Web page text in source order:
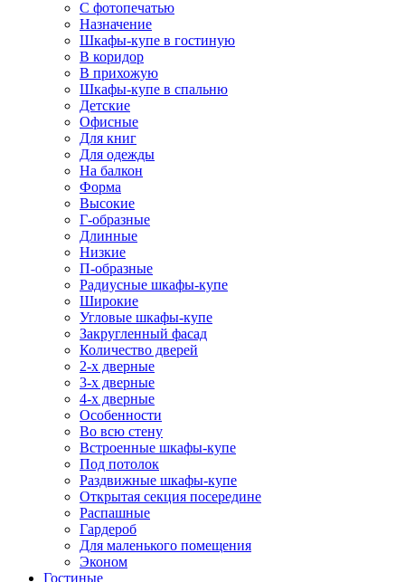
С фотопечатью
Назначение
Шкафы-купе в гостиную
В коридор
В прихожую
Шкафы-купе в спальню
Детские
Офисные
Для книг
Для одежды
На балкон
Форма
Высокие
Г-образные
Длинные
Низкие
П-образные
Радиусные шкафы-купе
Широкие
Угловые шкафы-купе
Закругленный фасад
Количество дверей
2-х дверные
3-х дверные
4-х дверные
Особенности
Во всю стену
Встроенные шкафы-купе
Под потолок
Раздвижные шкафы-купе
Открытая секция посередине
Распашные
Гардероб
Для маленького помещения
Эконом
Гостиные